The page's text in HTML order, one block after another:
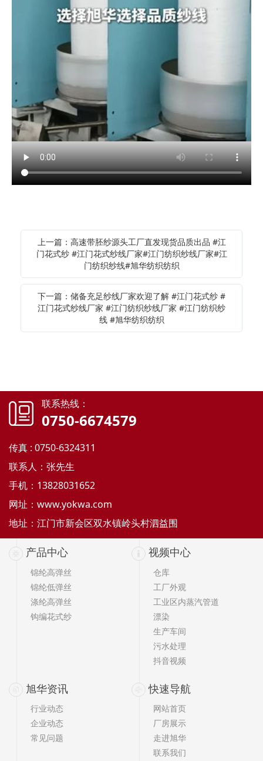
上一篇：高速带胚纱源头工厂直发现货品质出品 #江
门花式纱 #江门花式纱线厂家#江门纺织纱线厂家#江
门纺织纱线#旭华纺织纺织
下一篇：储备充足纱线厂家欢迎了解 #江门花式纱 #
江门花式纱线厂家 #江门纺织纱线厂家 #江门纺织纱
线 #旭华纺织纺织
产品中心
锦纶高弹丝
锦纶低弹丝
涤纶高弹丝
钩编花式纱
视频中心
仓库
工厂外观
工业区内蒸汽管道
漂染
生产车间
污水处理
抖音视频
旭华资讯
行业动态
企业动态
常见问题
快速导航
网站首页
厂房展示
走进旭华
联系我们
联系热线：
0750-6674579
传真 : 0750-6324311
联系人：张先生
手机：13828031652
网址： www.yokwa.com
地址：江门市新会区双水镇岭头村泗益围